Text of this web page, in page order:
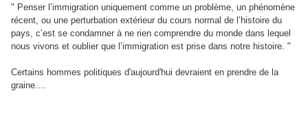
" Penser l’immigration uniquement comme un problème, un phénomène
récent, ou une perturbation extérieur du cours normal de l’histoire du
pays, c’est se condamner à ne rien comprendre du monde dans lequel
nous vivons et oublier que l’immigration est prise dans notre histoire. "
Certains hommes politiques d'aujourd'hui devraient en prendre de la
graine....